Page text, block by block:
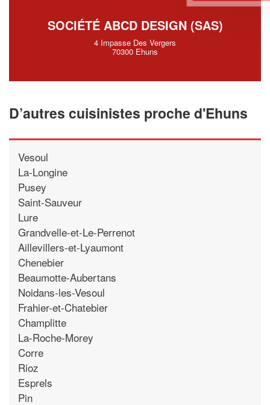
SOCIÉTÉ ABCD DESIGN (SAS)
4 Impasse Des Vergers
70300 Ehuns
D’autres cuisinistes proche d'Ehuns
Vesoul
La-Longine
Pusey
Saint-Sauveur
Lure
Grandvelle-et-Le-Perrenot
Aillevillers-et-Lyaumont
Chenebier
Beaumotte-Aubertans
Noidans-les-Vesoul
Frahier-et-Chatebier
Champlitte
La-Roche-Morey
Corre
Rioz
Esprels
Pin